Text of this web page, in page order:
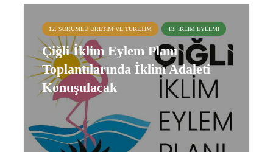
12. SORUMLU ÜRETIM VE TÜKETIM 13. İKLIM EYLEMI
Çiğli İklim Eylem Planı
Toplantılarında İklim Adaleti
Konuşulacak